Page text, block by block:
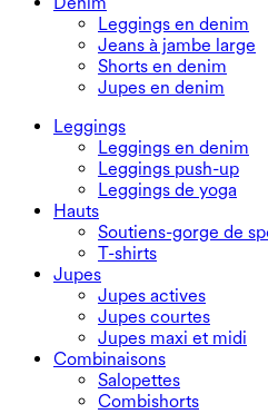
Leggings en denim
Jeans à jambe large
Shorts en denim
Jupes en denim
Leggings
Leggings en denim
Leggings push-up
Leggings de yoga
Hauts
Soutiens-gorge de
T-shirts
Jupes
Jupes actives
Jupes courtes
Jupes maxi et midi
Combinaisons
Salopettes
Combishorts